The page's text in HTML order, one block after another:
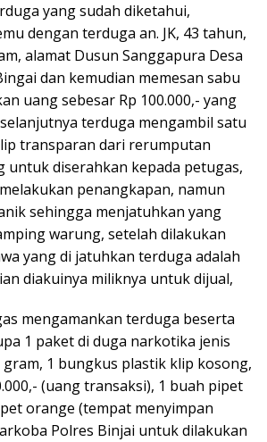
yang sudah diketahui,
dengan terduga an. JK, 43 tahun,
alamat Dusun Sanggapura Desa
dan kemudian memesan sabu
uang sebesar Rp 100.000,- yang
terduga mengambil satu
transparan dari rerumputan
untuk diserahkan kepada petugas,
penangkapan, namun
sehingga menjatuhkan yang
warung, setelah dilakukan
yang di jatuhkan terduga adalah
diakuinya miliknya untuk dijual,
mengamankan terduga beserta
1 paket di duga narkotika jenis
1 bungkus plastik klip kosong,
(uang transaksi), 1 buah pipet
orange (tempat menyimpan
Polres Binjai untuk dilakukan